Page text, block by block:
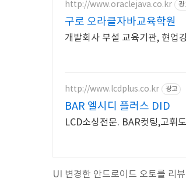
http://www.oraclejava.co.kr 광
구로 오라클자바교육학원
개발회사 부설 교육기관, 현업
http://www.lcdplus.co.kr 광고
BAR 엘시디 플러스 DID
LCD소싱전문. BAR컷팅,고휘
UI 변경한 안드로이드 오토를 리